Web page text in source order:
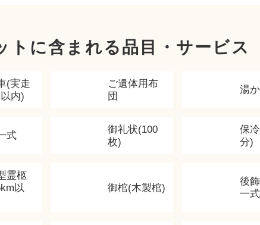
トに含まれる品目・サービス
(実走
内)
ご遺体用布
団
湯
式
御礼状(100
枚)
保
分)
霊柩
以
御棺(木製棺)
後
一